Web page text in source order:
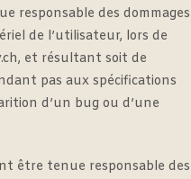
responsable des dommages
de l’utilisateur, lors de
et résultant soit de
pas aux spécifications
d’un bug ou d’une
être tenue responsable des